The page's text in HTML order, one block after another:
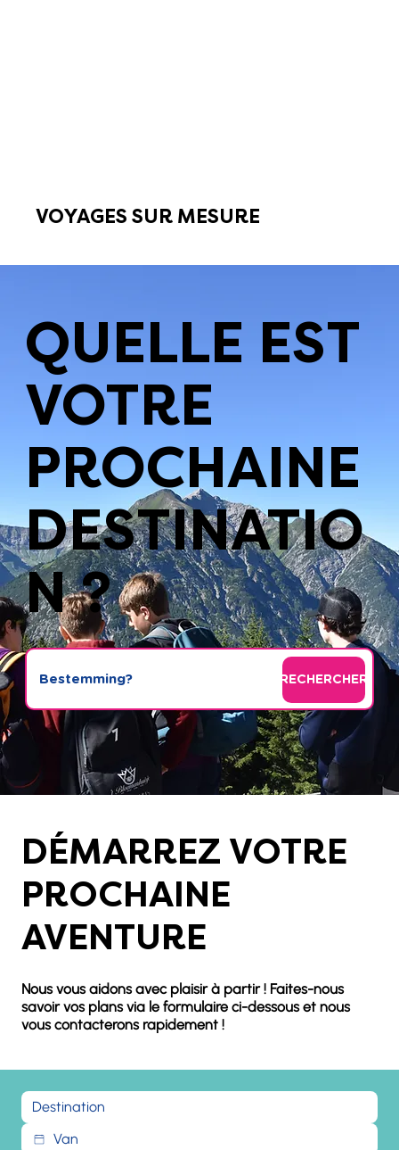
VOYAGES SUR MESURE
QUELLE EST
VOTRE
PROCHAINE
DESTINATIO
N ?
RECHERCHER
DÉMARREZ VOTRE
PROCHAINE
AVENTURE
Nous vous aidons avec plaisir à partir ! Faites-nous
savoir vos plans via le formulaire ci-dessous et nous
vous contacterons rapidement !